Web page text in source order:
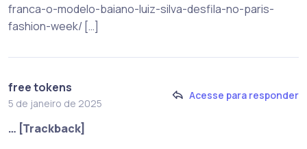
franca-o-modelo-baiano-luiz-silva-desfila-no-paris-
fashion-week/ […]
free tokens
5 de janeiro de 2025
Acesse para responder
… [Trackback]